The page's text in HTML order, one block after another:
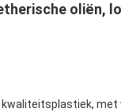
oliën,
met